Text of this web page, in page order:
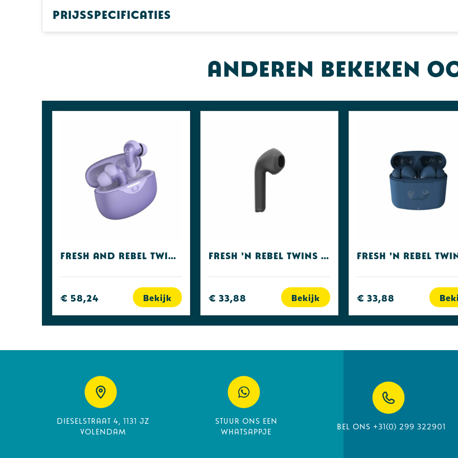
Prijsspecificaties
Anderen bekeken
Fresh and Rebel Twins ACE
€ 58,24 Bekijk
Fresh 'n Rebel Twins Core Storm Grey
€ 33,88 Bekijk € 33,88
Dieselstraat 4, 1131 JZ
Volendam
Stuur ons een
Whatsappje
Bel ons +31(0) 299 322901